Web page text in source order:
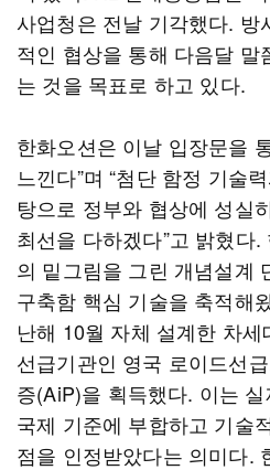
사업청은 전날 기각했다. 방
적인 협상을 통해 다음달 말
는 것을 목표로 하고 있다.
한화오션은 이날 입장문을
느낀다”며 “첨단 함정 기술
탕으로 정부와 협상에 성실
최선을 다하겠다”고 밝혔다
의 밑그림을 그린 개념설계
구축함 핵심 기술을 축적해
난해 10월 자체 설계한 차
선급기관인 영국 로이드선
증(AiP)을 획득했다. 이는
국제 기준에 부합하고 기술
점을 인정받았다는 의미다.